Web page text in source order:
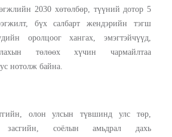
2030 хөтөлбөр, түүний дотор 5
бүх салбарт жендэрийн тэгш
оролцоог хангах, эмэгтэйчүүд,
төлөөх хүчин чармайлтаа
нотолж байна.
олон улсын түвшинд улс төр,
соёлын амьдрал дахь